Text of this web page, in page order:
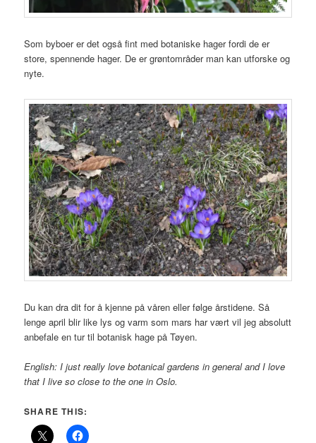
Som byboer er det også fint med botaniske hager fordi de er
store, spennende hager. De er grøntområder man kan utforske og
nyte.
Du kan dra dit for å kjenne på våren eller følge årstidene. Så
lenge april blir like lys og varm som mars har vært vil jeg absolutt
anbefale en tur til botanisk hage på Tøyen.
English: I just really love botanical gardens in general and I love
that I live so close to the one in Oslo.
SHARE THIS: